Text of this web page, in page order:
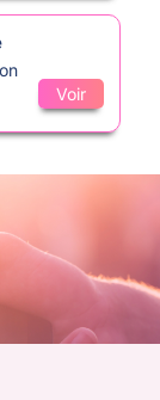
que vous
clair et plus
votre
Voir